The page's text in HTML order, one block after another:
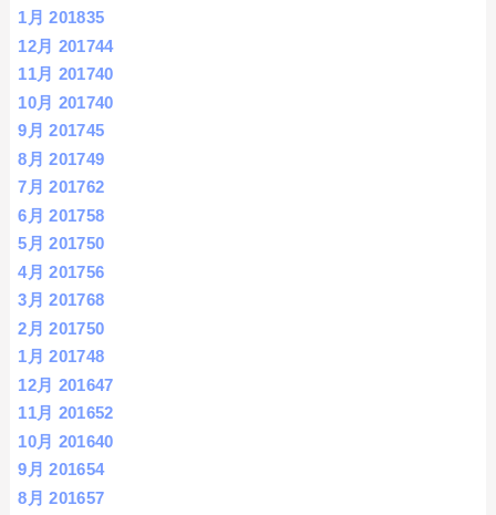
1月 201835
12月 201744
11月 201740
10月 201740
9月 201745
8月 201749
7月 201762
6月 201758
5月 201750
4月 201756
3月 201768
2月 201750
1月 201748
12月 201647
11月 201652
10月 201640
9月 201654
8月 201657